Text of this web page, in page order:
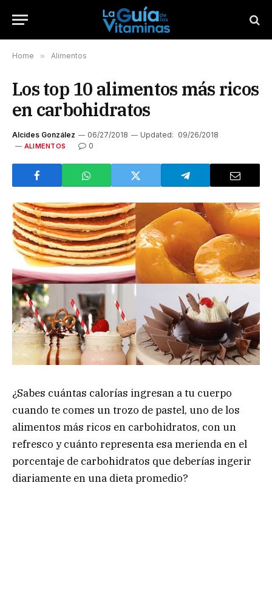
Home » Alimentos
Los top 10 alimentos más ricos
en carbohidratos
Alcides González 06/27/2018 Updated: 09/26/2018
ALIMENTOS 0
¿Sabes cuántas calorías ingresan a tu cuerpo
cuando te comes un trozo de pastel, uno de los
alimentos más ricos en carbohidratos, con un
refresco y cuánto representa esa merienda en el
porcentaje de carbohidratos que deberías ingerir
diariamente en una dieta promedio?